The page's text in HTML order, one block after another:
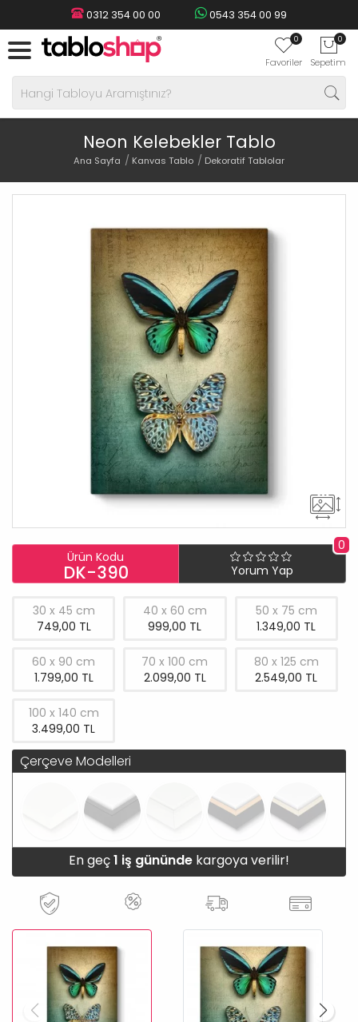
0312 354 00 00 0543 354 00 99
0
Favoriler
0
Sepetim
Neon Kelebekler Tablo
Ana Sayfa Kanvas Tablo Dekoratif Tablolar
Ürün Kodu
DK-390
0
Yorum Yap
30 x 45 cm
749,00 TL
40 x 60 cm
999,00 TL
50 x 75 cm
1.349,00 TL
60 x 90 cm
1.799,00 TL
70 x 100 cm
2.099,00 TL
80 x 125 cm
2.549,00 TL
100 x 140 cm
3.499,00 TL
Çerçeve Modelleri
En geç1 iş gününde kargoya verilir!